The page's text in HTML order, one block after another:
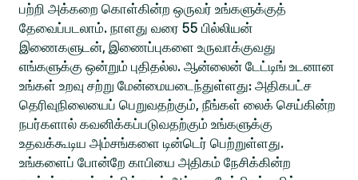
பற்றி அக்கறை கொள்கின்ற ஒருவர் உங்களுக்குத்
தேவைப்படலாம். நாளது வரை 55 பில்லியன்
இணைகளுடன், இணைப்புகளை உருவாக்குவது
எங்களுக்கு ஒன்றும் புதிதல்ல. ஆன்லைன் டேட்டிங் உடனான
உங்கள் உறவு சற்று மேன்மையடைந்துள்ளது: அதிகபட்ச
தெரிவுநிலையைப் பெறுவதற்கும், நீங்கள் லைக் செய்கின்ற
நபர்களால் கவனிக்கப்படுவதற்கும் உங்களுக்கு
உதவக்கூடிய அம்சங்களை டின்டெர் பெற்றுள்ளது.
உங்களைப் போன்றே காபியை அதிகம் நேசிக்கின்ற